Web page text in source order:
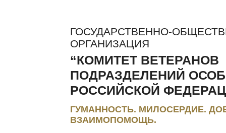
ГОСУДАРСТВЕННО-
ОРГАНИЗАЦИЯ
“КОМИТЕТ ВЕТЕРАНОВ
ПОДРАЗДЕЛЕНИЙ
РОССИЙСКОЙ
ГУМАННОСТЬ. МИЛОСЕРДИЕ.
ВЗАИМОПОМОЩЬ.